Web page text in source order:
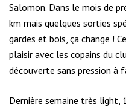
Salomon. Dans le mois de
km mais quelques sorties
gardes et bois, ça change !
plaisir avec les copains du
découverte sans pression à
Dernière semaine très light,